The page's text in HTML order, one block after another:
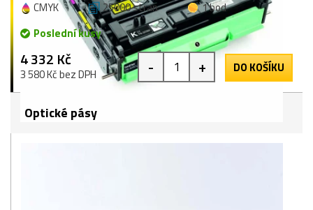
CMYK 25000 stran
1 bod
Poslední kusy
4 332 Kč
3 580 Kč bez DPH - + DO KOŠÍKU
Optické pásy